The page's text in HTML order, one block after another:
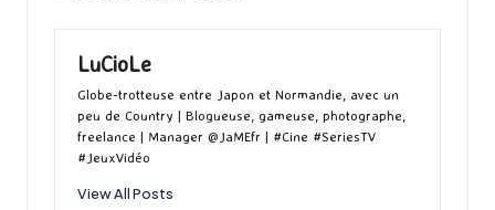
LuCioLe
Globe-trotteuse entre Japon et Normandie, avec un
peu de Country | Blogueuse, gameuse, photographe,
freelance | Manager @JaMEfr | #Cine #SeriesTV
#JeuxVidéo
View All Posts